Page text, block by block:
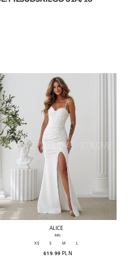
ALICE
BIEL
XS S M L
619.99 PLN